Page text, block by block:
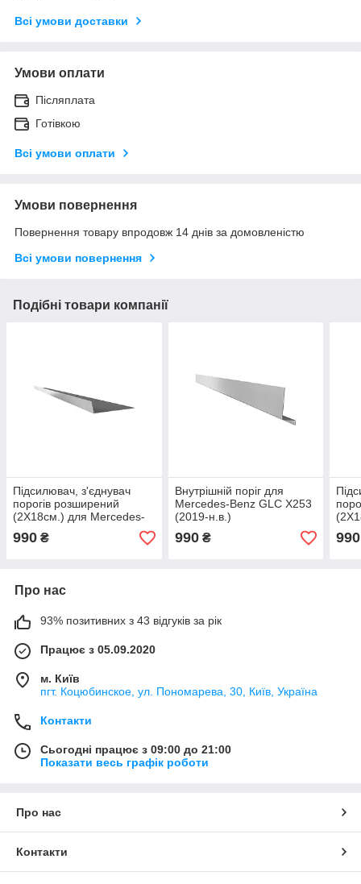
Всі умови доставки
Умови оплати
Післяплата
Готівкою
Всі умови оплати
Умови повернення
Повернення товару впродовж 14 днів за домовленістю
Всі умови повернення
Подібні товари компанії
Підсилювач, з'єднувач
порогів розширений
(2Х18см.) для Mercedes-
Benz GLC X253 (2015-
2019)
990 ₴
Внутрішній поріг для
Mercedes-Benz GLC X253
(2019-н.в.)
990₴ 990
Про нас
93% позитивних з 43 відгуків за рік
Працює з 05.09.2020
м. Київ
пгт. Коцюбинское, ул. Пономарева, 30, Київ, Україна
Контакти
Сьогодні працює з 09:00 до 21:00
Показати весь графік роботи
Про нас
Контакти